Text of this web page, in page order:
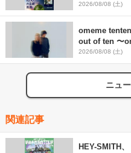
SCOOBIE DO
2026/08/08 (土)
omeme
out of ten 〜
2026/08/08 (土)
ニュ
関連記事
HEY-SMITH